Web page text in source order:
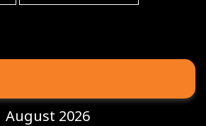
August 2026